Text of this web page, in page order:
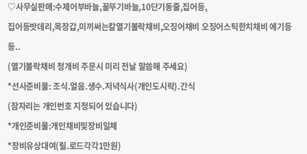
♡사무실판매:수제어부바늘,꼴뚜기바늘,10단기동줄,집어등,
집어등밧데리,목장갑,미끼써는칼열기볼락채비,오징어채비 오징어스틱한치채비 에기등
등..
(열기볼락채비 청개비 주문시 미리 전날 말씀해 주세요)
*선사준비물: 조식.얼음.생수.저녁식사(개인도시락).간식
(잠자리는 개인번호 지정되어 있습니다)
*개인준비물:개인채비및장비일체
*장비유상대여(릴.로드각각1만원)